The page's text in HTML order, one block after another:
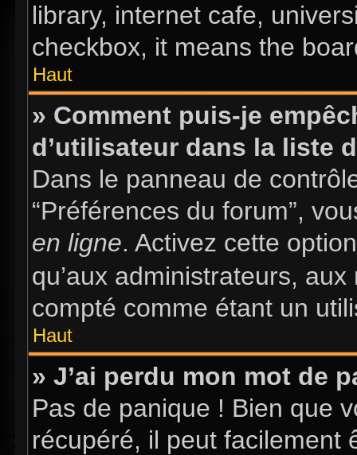
library, internet cafe,
checkbox, it means the
Haut
» Comment puis-je
d’utilisateur dans la liste
Dans le panneau de
“Préférences du forum”,
en ligne. Activez cette
qu’aux administrateurs,
compté comme étant un
Haut
» J’ai perdu mon mot de
Pas de panique ! Bien que
récupéré, il peut facilement